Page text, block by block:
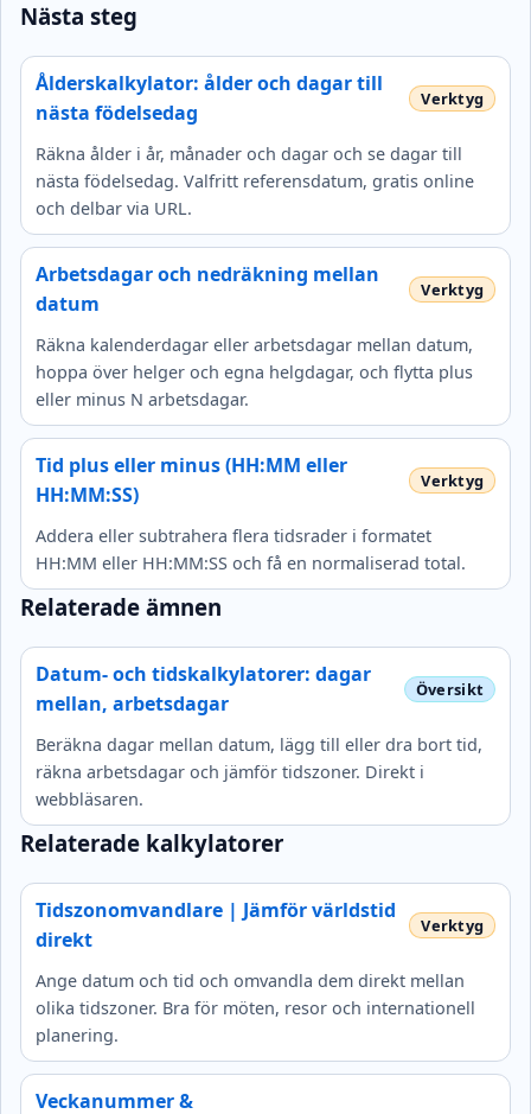
Nästa steg
Ålderskalkylator: ålder och dagar till
nästa födelsedag
Räkna ålder i år, månader och dagar och se dagar till
nästa födelsedag. Valfritt referensdatum, gratis online
och delbar via URL.
Arbetsdagar och nedräkning mellan
datum
Räkna kalenderdagar eller arbetsdagar mellan datum,
hoppa över helger och egna helgdagar, och flytta plus
eller minus N arbetsdagar.
Tid plus eller minus (HH:MM eller
HH:MM:SS)
Addera eller subtrahera flera tidsrader i formatet
HH:MM eller HH:MM:SS och få en normaliserad total.
Relaterade ämnen
Datum- och tidskalkylatorer: dagar
mellan, arbetsdagar
Beräkna dagar mellan datum, lägg till eller dra bort tid,
räkna arbetsdagar och jämför tidszoner. Direkt i
webbläsaren.
Relaterade kalkylatorer
Tidszonomvandlare | Jämför världstid
direkt
Ange datum och tid och omvandla dem direkt mellan
olika tidszoner. Bra för möten, resor och internationell
planering.
Veckanummer &